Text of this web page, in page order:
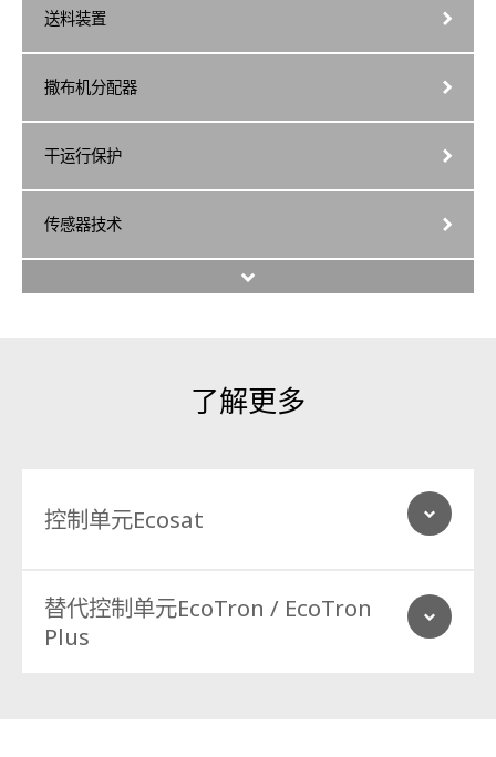
送料装置
撒布机分配器
干运行保护
传感器技术
安全罩
旋转信标
了解更多
控制单元Ecosat
替代控制单元EcoTron / EcoTron
Plus